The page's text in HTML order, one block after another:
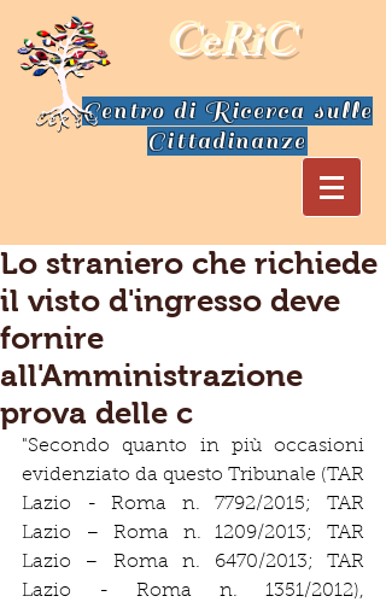
CeRiC
Centro di Ricerca sulle
Cittadinanze
Lo straniero che richiede
il visto d'ingresso deve
fornire
all'Amministrazione
prova delle c
"Secondo quanto in più occasioni
evidenziato da questo Tribunale (TAR
Lazio - Roma n. 7792/2015; TAR
Lazio – Roma n. 1209/2013; TAR
Lazio – Roma n. 6470/2013; TAR
Lazio - Roma n. 1351/2012),